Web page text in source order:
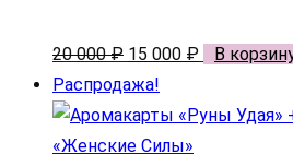
20 000₽ Первоначальная
цена
составляла
20
15 000 ₽Текущая
15
В
Распродажа!